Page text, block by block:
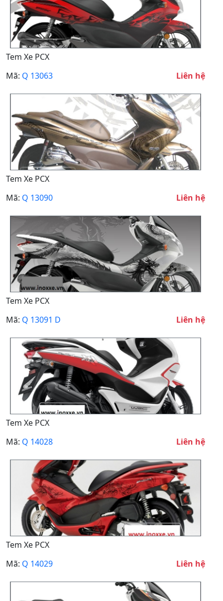
Tem Xe PCX
Mã: Q 13063 Liên hệ
Tem Xe PCX
Mã: Q 13090 Liên hệ
Tem Xe PCX
Mã: Q 13091 D Liên hệ
Tem Xe PCX
Mã: Q 14028 Liên hệ
Tem Xe PCX
Mã: Q 14029 Liên hệ